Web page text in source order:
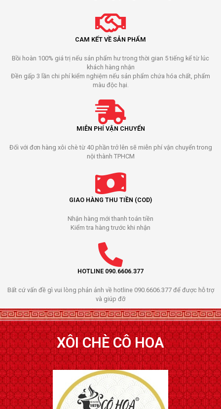
CAM KẾT VỀ SẢN PHẨM
Bồi hoàn 100% giá trị nếu sản phẩm hư trong thời gian 5 tiếng kể từ lúc
khách hàng nhận
Đền gấp 3 lần chi phí kiểm nghiệm nếu sản phẩm chứa hóa chất, phẩm
màu độc hại.
MIỄN PHÍ VẬN CHUYỂN
Đối với đơn hàng xôi chè từ 40 phần trở lên sẽ miễn phí vận chuyển trong
nội thành TPHCM
GIAO HÀNG THU TIỀN (COD)
Nhận hàng mới thanh toán tiền
Kiểm tra hàng trước khi nhận
HOTLINE 090.6606.377
Bất cứ vấn đề gì vui lòng phản ảnh về hotline 090.6606.377 để được hỗ trợ
và giúp đỡ
XÔI CHÈ CÔ HOA